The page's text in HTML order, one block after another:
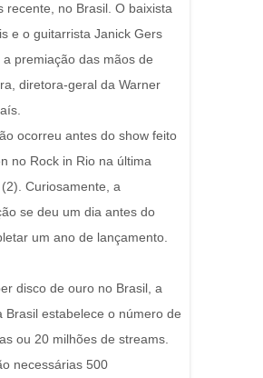
recente, no Brasil. O baixista
e o guitarrista Janick Gers
a premiação das mãos de
diretora-geral da Warner
ocorreu antes do show feito
no Rock in Rio na última
Curiosamente, a
se deu um dia antes do
um ano de lançamento.
disco de ouro no Brasil, a
Brasil estabelece o número de
ou 20 milhões de streams.
necessárias 500